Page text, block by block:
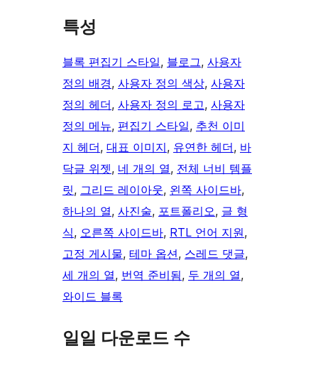
특성
블록 편집기 스타일, 블로그, 사용자
정의 배경, 사용자 정의 색상, 사용자
정의 헤더, 사용자 정의 로고, 사용자
정의 메뉴, 편집기 스타일, 추천 이미
지 헤더, 대표 이미지, 유연한 헤더, 바
닥글 위젯, 네 개의 열, 전체 너비 템플
릿, 그리드 레이아웃, 왼쪽 사이드바
하나의 열, 사진술, 포트폴리오, 글 형
식, 오른쪽 사이드바, RTL 언어 지원
고정 게시물, 테마 옵션, 스레드 댓글
세 개의 열, 번역 준비됨, 두 개의 열
와이드 블록
일일 다운로드 수